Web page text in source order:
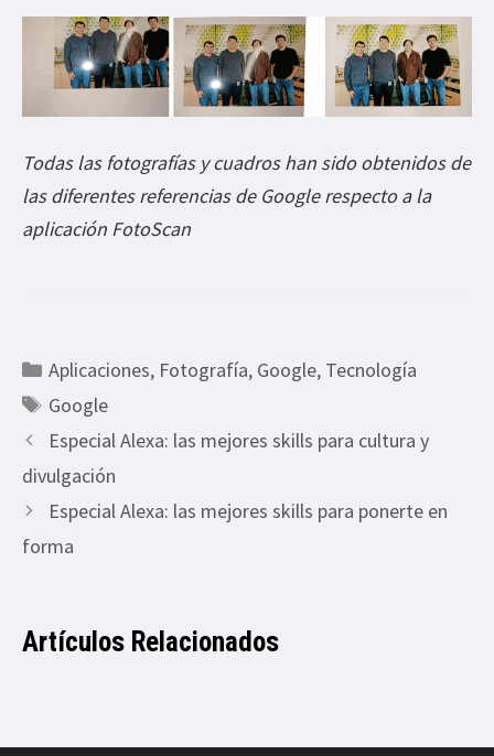
Todas las fotografías y cuadros han sido obtenidos de
las diferentes referencias de Google respecto a la
aplicación FotoScan
Categorías
Aplicaciones, Fotografía, Google, Tecnología
Etiquetas
Google
Especial Alexa: las mejores skills para cultura y
divulgación
Especial Alexa: las mejores skills para ponerte en
forma
Artículos Relacionados